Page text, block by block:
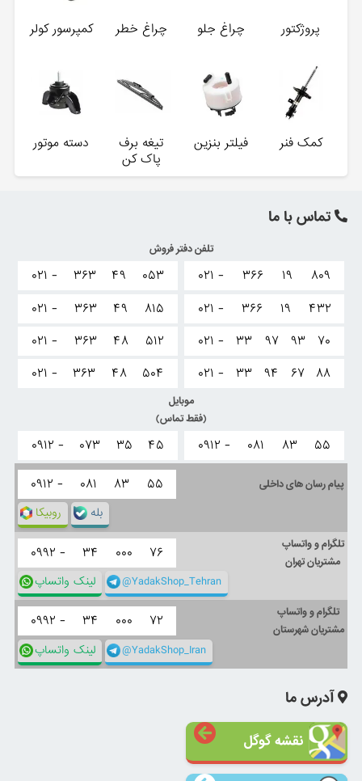
پروژکتور چراغ جلو چراغ خطر کمپرسور کولر
کمک فنر فیلتر بنزین
تیغه برف
پاک کن
دسته موتور
تماس با ما
تلفن دفتر فروش
۰۲۱ - ۳۶۶ ۱۹
۸۰۹
۰۲۱ -
۳۶۶ ۱۹
۴۳۲
۰۲۱ -
۳۳ ۹۷ ۹۳
۷۰
۰۲۱ -
۳۳ ۹۴ ۶۷ ۸۸
۰۲۱ - ۳۶۳ ۴۹
۰۵۳
۰۲۱ -
۳۶۳ ۴۹
۸۱۵
۰۲۱ -
۳۶۳ ۴۸
۵۱۲
۰۲۱ -
۳۶۳ ۴۸ ۵۰۴
موبایل
(فقط تماس)
۰۹۱۲ - ۰۸۱ ۸۳ ۵۵ ۰۹۱۲ - ۰۷۳ ۳۵ ۴۵
پیام رسان های داخلی ۰۹۱۲ - ۰۸۱ ۸۳ ۵۵
روبیکا بله
تلگرام و واتساپ
مشتریان تهران
۰۹۹۲ - ۳۴ ۰۰۰ ۷۶
لینک واتساپ @YadakShop_Tehran
تلگرام و واتساپ
مشتریان شهرستان
۰۹۹۲ - ۳۴ ۰۰۰ ۷۲
لینک واتساپ @YadakShop_Iran
آدرس ما
نقشه گوگل